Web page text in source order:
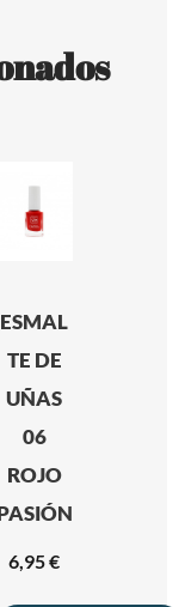
ESMAL
TE DE
UÑAS
06
ROJO
6,95€